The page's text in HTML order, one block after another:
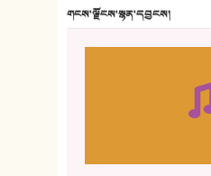
གངས་ལྗོངས་སྙན་དབྱངས།